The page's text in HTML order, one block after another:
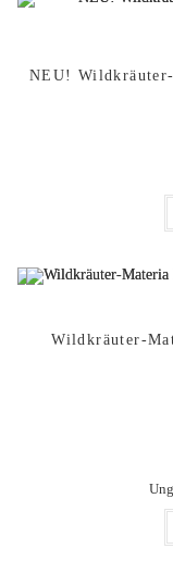
NEU!
Wildkräuter-